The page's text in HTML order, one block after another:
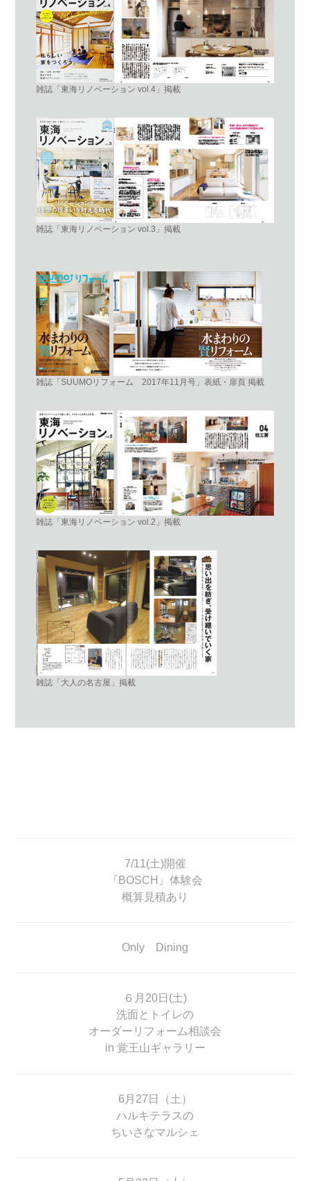
雑誌「東海リノベーション vol.4」掲載
雑誌「東海リノベーション vol.3」掲載
雑誌「SUUMOリフォーム 2017年11月号」表紙・扉頁 掲載
雑誌「東海リノベーション vol.2」掲載
雑誌「大人の名古屋」掲載
7/11(土)開催
『BOSCH』体験会
概算見積あり
Only Dining
６月20日(土)
洗面とトイレの
オーダーリフォーム相談会
in 覚王山ギャラリー
6月27日（土）
ハルキテラスの
ちいさなマルシェ